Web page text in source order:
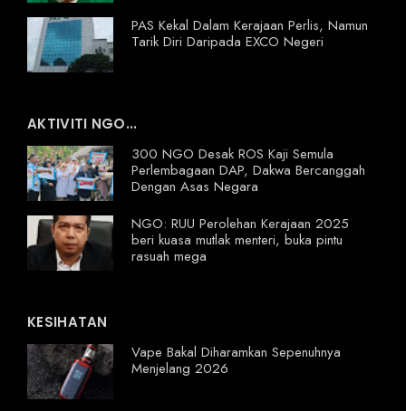
PAS Kekal Dalam Kerajaan Perlis, Namun
Tarik Diri Daripada EXCO Negeri
AKTIVITI NGO...
300 NGO Desak ROS Kaji Semula
Perlembagaan DAP, Dakwa Bercanggah
Dengan Asas Negara
NGO: RUU Perolehan Kerajaan 2025
beri kuasa mutlak menteri, buka pintu
rasuah mega
KESIHATAN
Vape Bakal Diharamkan Sepenuhnya
Menjelang 2026